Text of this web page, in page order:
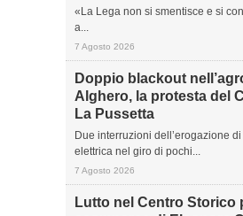
«La Lega non si smentisce e si
a...
7 Agosto 2026
Doppio blackout
Alghero, la protesta del
La Pussetta
Due interruzioni dell’erogazione
elettrica nel giro di pochi...
7 Agosto 2026
Lutto nel Centro Storico